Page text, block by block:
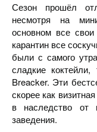
Сезон прошёл
несмотря на
основном все
карантин все
были с самого
сладкие
Breacker. Эти
скорее как
в наследство от
заведения.